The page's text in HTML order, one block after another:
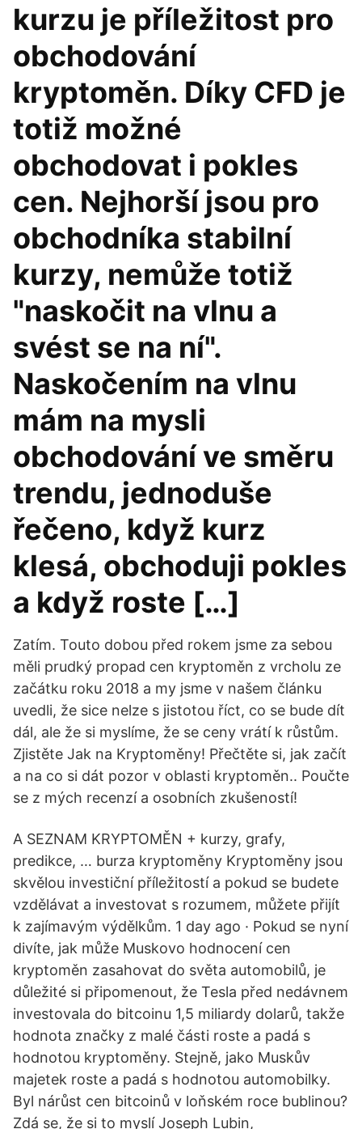
kurzu je příležitost pro
obchodování
kryptoměn. Díky CFD je
totiž možné
obchodovat i pokles
cen. Nejhorší jsou pro
obchodníka stabilní
kurzy, nemůže totiž
"naskočit na vlnu a
svést se na ní".
Naskočením na vlnu
mám na mysli
obchodování ve směru
trendu, jednoduše
řečeno, když kurz
klesá, obchoduji pokles
a když roste […]
Zatím. Touto dobou před rokem jsme za sebou
měli prudký propad cen kryptoměn z vrcholu ze
začátku roku 2018 a my jsme v našem článku
uvedli, že sice nelze s jistotou říct, co se bude dít
dál, ale že si myslíme, že se ceny vrátí k růstům.
Zjistěte Jak na Kryptoměny! Přečtěte si, jak začít
a na co si dát pozor v oblasti kryptoměn.. Poučte
se z mých recenzí a osobních zkušeností!
A SEZNAM KRYPTOMĚN + kurzy, grafy,
predikce, … burza kryptoměny Kryptoměny jsou
skvělou investiční příležitostí a pokud se budete
vzdělávat a investovat s rozumem, můžete přijít
k zajímavým výdělkům. 1 day ago · Pokud se nyní
divíte, jak může Muskovo hodnocení cen
kryptoměn zasahovat do světa automobilů, je
důležité si připomenout, že Tesla před nedávnem
investovala do bitcoinu 1,5 miliardy dolarů, takže
hodnota značky z malé části roste a padá s
hodnotou kryptoměny. Stejně, jako Muskův
majetek roste a padá s hodnotou automobilky.
Byl nárůst cen bitcoinů v loňském roce bublinou?
Zdá se, že si to myslí Joseph Lubin,